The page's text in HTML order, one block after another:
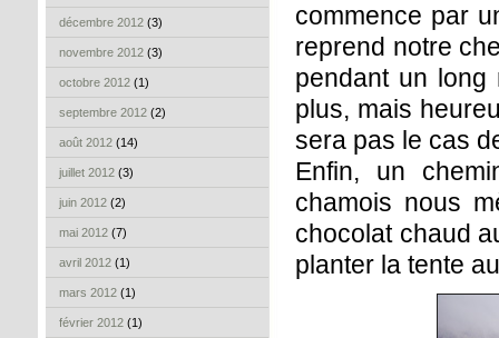
décembre 2012 (3)
novembre 2012 (3)
octobre 2012 (1)
septembre 2012 (2)
août 2012 (14)
juillet 2012 (3)
juin 2012 (2)
mai 2012 (7)
avril 2012 (1)
mars 2012 (1)
février 2012 (1)
commence par
reprend notre
pendant un long
plus, mais
sera pas le cas
Enfin, un
chamois nous
chocolat chaud
planter la tente